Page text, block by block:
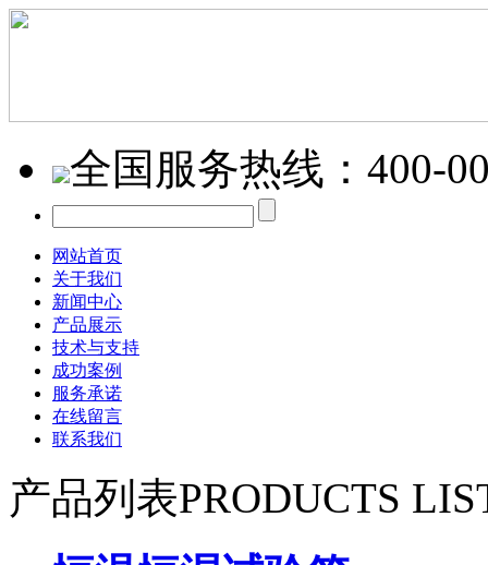
全国服务热线： 400-
网站首页
关于我们
新闻中心
产品展示
技术与支持
成功案例
服务承诺
在线留言
联系我们
产品列表PRODUCTS